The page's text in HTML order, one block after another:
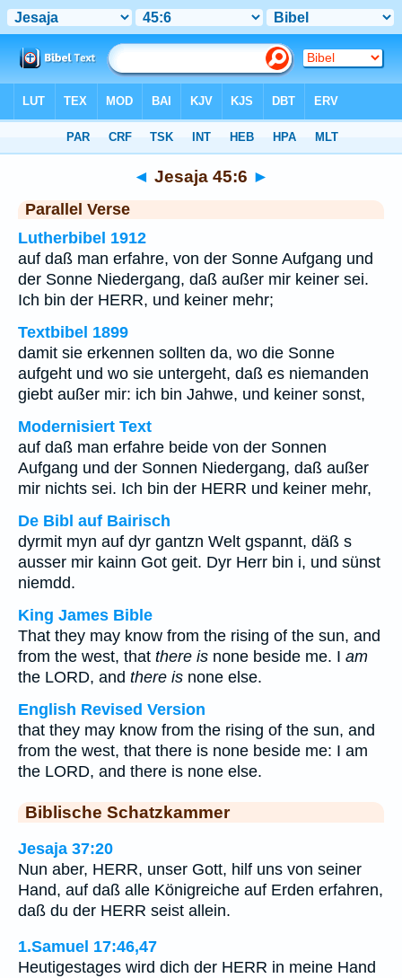
◄ Jesaja 45:6 ►
Parallel Verse
Lutherbibel 1912
auf daß man erfahre, von der Sonne Aufgang und
der Sonne Niedergang, daß außer mir keiner sei.
Ich bin der HERR, und keiner mehr;
Textbibel 1899
damit sie erkennen sollten da, wo die Sonne
aufgeht und wo sie untergeht, daß es niemanden
giebt außer mir: ich bin Jahwe, und keiner sonst,
Modernisiert Text
auf daß man erfahre beide von der Sonnen
Aufgang und der Sonnen Niedergang, daß außer
mir nichts sei. Ich bin der HERR und keiner mehr,
De Bibl auf Bairisch
dyrmit myn auf dyr gantzn Welt gspannt, däß s
ausser mir kainn Got geit. Dyr Herr bin i, und sünst
niemdd.
King James Bible
That they may know from the rising of the sun, and
from the west, that there is none beside me. I am
the LORD, and there is none else.
English Revised Version
that they may know from the rising of the sun, and
from the west, that there is none beside me: I am
the LORD, and there is none else.
Biblische Schatzkammer
Jesaja 37:20
Nun aber, HERR, unser Gott, hilf uns von seiner
Hand, auf daß alle Königreiche auf Erden erfahren,
daß du der HERR seist allein.
1.Samuel 17:46,47
Heutigestages wird dich der HERR in meine Hand